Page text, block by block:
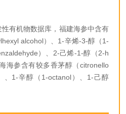
有机物数据库，福建海参中含有
alcohol）、1-辛烯-3-醇（1-
）、2-己烯-1-醇（2-h
海海参含有较多香茅醇（citronello
、1-辛醇（1-octanol）、1-己醇